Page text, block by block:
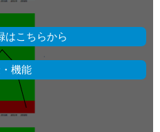
はこちらから
機能